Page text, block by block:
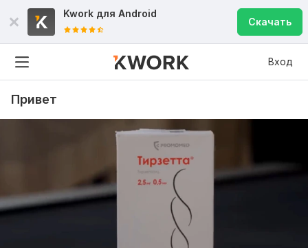
Kwork для Android
Скачать
Вход
Привет